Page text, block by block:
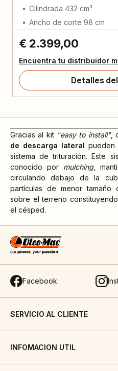
Cilindrada 432 cm³
Ancho de corte 98 cm
€ 2.399,00
Encuentra tu distribuidor
Detalles
Gracias al kit "easy to install",
de descarga lateral pueden
sistema de trituración. Este
conocido por mulching,
circulando debajo de la
partículas de menor
sobre el terreno
el césped.
Facebook
SERVICIO AL CLIENTE
INFOMACION UTIL